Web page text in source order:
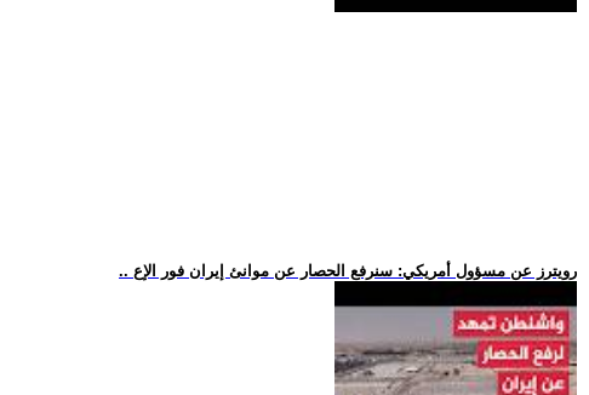
.. رويترز عن مسؤول أمريكي: سنرفع الحصار عن موانئ إيران فور الإع